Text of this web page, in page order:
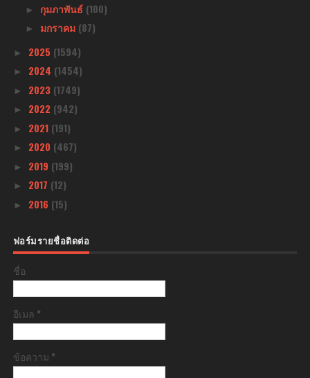
► กุมภาพันธ์ (100)
► มกราคม (87)
► 2025 (1594)
► 2024 (1454)
► 2023 (1749)
► 2022 (942)
► 2021 (191)
► 2020 (467)
► 2019 (199)
► 2017 (12)
► 2016 (15)
ฟอร์มรายชื่อติดต่อ
ชื่อ
อีเมล *
ข้อความ *